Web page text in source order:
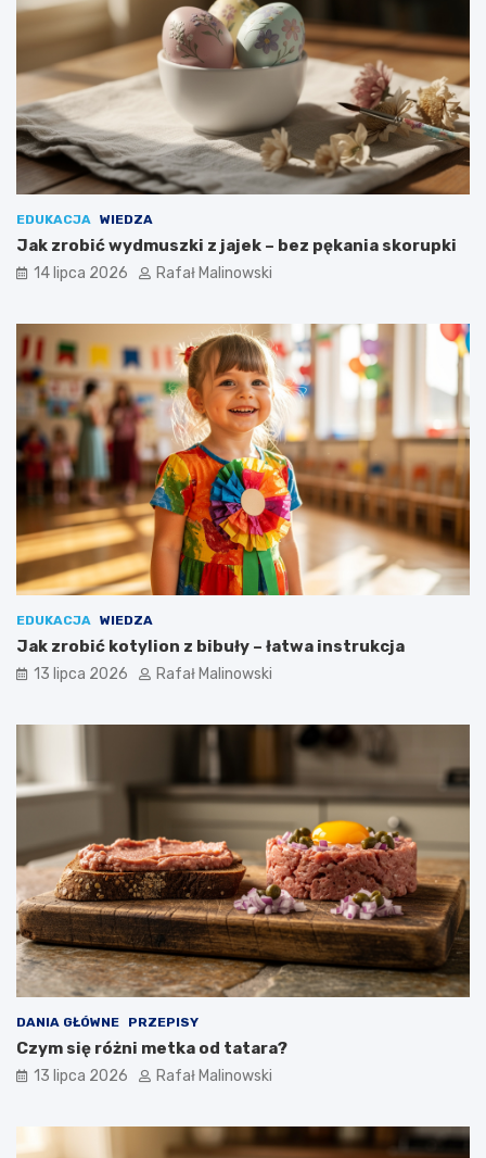
EDUKACJA WIEDZA
Jak zrobić wydmuszki z jajek – bez pękania skorupki
14 lipca 2026 Rafał Malinowski
EDUKACJA WIEDZA
Jak zrobić kotylion z bibuły – łatwa instrukcja
13 lipca 2026 Rafał Malinowski
DANIA GŁÓWNE PRZEPISY
Czym się różni metka od tatara?
13 lipca 2026 Rafał Malinowski